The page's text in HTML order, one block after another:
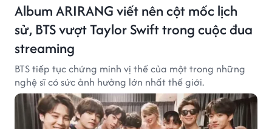
Album ARIRANG viết nên cột mốc lịch
sử, BTS vượt Taylor Swift trong cuộc đua
streaming
BTS tiếp tục chứng minh vị thế của một trong những
nghệ sĩ có sức ảnh hưởng lớn nhất thế giới.